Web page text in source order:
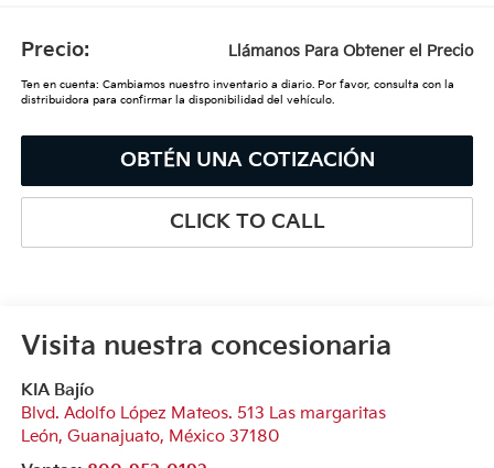
Precio: Llámanos Para Obtener el Precio
Ten en cuenta: Cambiamos nuestro inventario a diario. Por favor, consulta con la
distribuidora para confirmar la disponibilidad del vehículo.
OBTÉN UNA COTIZACIÓN
CLICK TO CALL
Visita nuestra concesionaria
KIA Bajío
Blvd. Adolfo López Mateos. 513 Las margaritas
León, Guanajuato, México 37180